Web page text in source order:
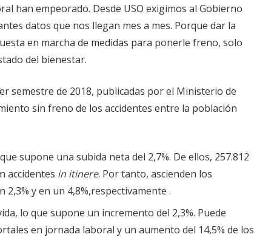
han empeorado. Desde USO exigimos al Gobierno
datos que nos llegan mes a mes. Porque dar la
en marcha de medidas para ponerle freno, solo
del bienestar.
semestre de 2018, publicadas por el Ministerio de
sin freno de los accidentes entre la población
supone una subida neta del 2,7%. De ellos, 257.812
accidentes in itinere. Por tanto, ascienden los
2,3% y en un 4,8%,respectivamente .
lo que supone un incremento del 2,3%. Puede
en jornada laboral y un aumento del 14,5% de los